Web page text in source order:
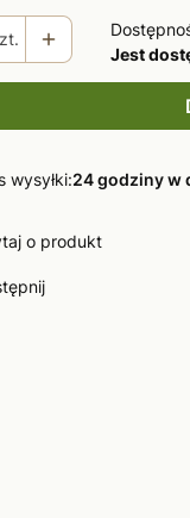
Jest
wysyłki:24 godziny w
o produkt